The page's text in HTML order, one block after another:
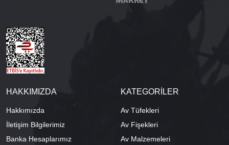
HAKKIMIZDA
Hakkımızda
İletişim Bilgilerimiz
Banka Hesaplarımız
KATEGORİLER
Av Tüfekleri
Av Fişekleri
Av Malzemeleri